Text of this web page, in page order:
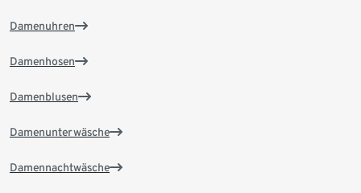
Damenuhren
Damenhosen
Damenblusen
Damenunterwäsche
Damennachtwäsche